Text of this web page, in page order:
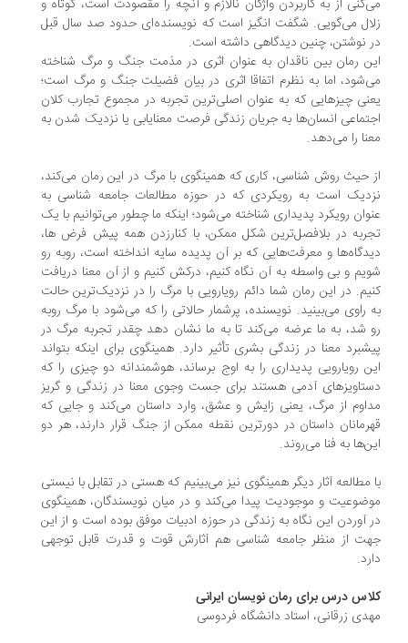
از به کاربردن واژگان نالازم و آنچه را مقصودت است، کوتاه و
می‌گویی. شگفت انگیز است که نویسنده‌ای حدود صد سال قبل
نوشتن، چنین دیدگاهی داشته است.
رمان بین ناقدان به عنوان اثری در مذمت جنگ و مرگ شناخته
اما به نظرم اتفاقا اثری در بیان فضیلت جنگ و مرگ است؛
چیزهایی که به عنوان اصلی‌ترین تجربه در مجموع تجارب کلان
انسان‌ها به جریان زندگی فرصت معنایابی یا نزدیک شدن به
را می‌دهد.
حیث روش شناسی، کاری که همینگوی با مرگ در این رمان می‌کند،
است به رویکردی که در حوزه مطالعات جامعه شناسی به
رویکرد پدیداری شناخته می‌شود؛ اینکه ما چطور می‌توانیم با یک
در بلافصل‌ترین شکل ممکن، با کنارزدن همه پیش فرض ها،
و معرفت‌هایی که بر آن پدیده سایه انداخته است، روبه رو
و بی واسطه به آن نگاه کنیم، درکش کنیم و از آن معنا دریافت
در این رمان شما دائم رویارویی با مرگ را در نزدیک‌ترین حالت
راوی می‌بینید. نویسنده، پرشمار حالاتی را که می‌شود با مرگ روبه
شد، به ما عرضه می‌کند تا به ما نشان دهد چقدر تجربه مرگ در
معنا در زندگی بشری تأثیر دارد. همینگوی برای اینکه بتواند
رویارویی پدیداری را به اوج برساند، هوشمندانه دو چیزی را که
آدمی هستند برای جست وجوی معنا در زندگی و گریز
از مرگ، یعنی زایش و عشق، وارد داستان می‌کند و جایی که
داستان در دورترین نقطه ممکن از جنگ قرار دارند، هر دو
به فنا می‌روند.
مطالعه آثار دیگر همینگوی نیز می‌بینیم که هستی در تقابل با نیستی
و موجودیت پیدا می‌کند و در میان نویسندگان، همینگوی
آوردن این نگاه به زندگی در حوزه ادبیات موفق بوده است و از این
از منظر جامعه شناسی هم آثارش قوت و قدرت قابل توجهی
درس برای رمان نویسان ایرانی
زرقانی، استاد دانشگاه فردوسی